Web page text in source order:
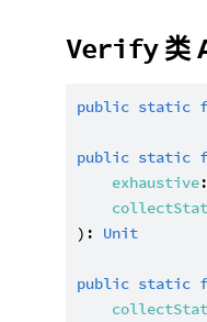
Verify类
public static
public static
exhaustive:
): Unit
public static